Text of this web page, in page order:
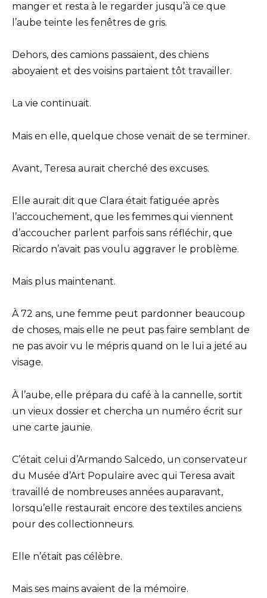
manger et resta à le regarder jusqu’à ce que
l’aube teinte les fenêtres de gris.
Dehors, des camions passaient, des chiens
aboyaient et des voisins partaient tôt travailler.
La vie continuait.
Mais en elle, quelque chose venait de se terminer.
Avant, Teresa aurait cherché des excuses.
Elle aurait dit que Clara était fatiguée après
l’accouchement, que les femmes qui viennent
d’accoucher parlent parfois sans réfléchir, que
Ricardo n’avait pas voulu aggraver le problème.
Mais plus maintenant.
À 72 ans, une femme peut pardonner beaucoup
de choses, mais elle ne peut pas faire semblant de
ne pas avoir vu le mépris quand on le lui a jeté au
visage.
À l’aube, elle prépara du café à la cannelle, sortit
un vieux dossier et chercha un numéro écrit sur
une carte jaunie.
C’était celui d’Armando Salcedo, un conservateur
du Musée d’Art Populaire avec qui Teresa avait
travaillé de nombreuses années auparavant,
lorsqu’elle restaurait encore des textiles anciens
pour des collectionneurs.
Elle n’était pas célèbre.
Mais ses mains avaient de la mémoire.